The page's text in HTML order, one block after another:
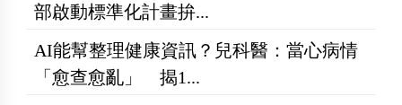
部啟動標準化計畫拚...
AI能幫整理健康資訊？兒科醫：當心病情
「愈查愈亂」 揭1...